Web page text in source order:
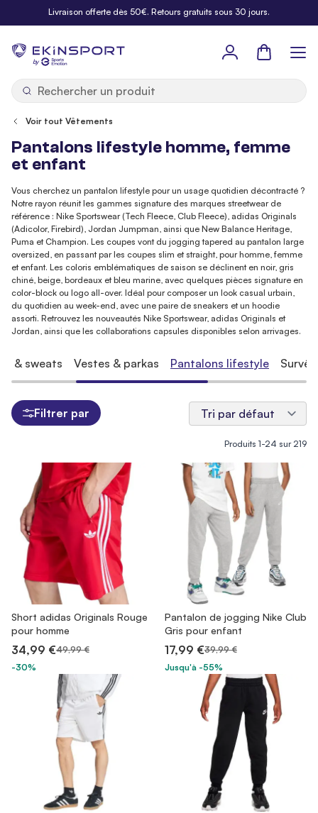
Allez au contenuLivraison offerte dès 50€. Retours gratuits sous 30 jours.
by
Panier
Voir tout Vêtements
Pantalons lifestyle homme, femme
et enfant
Vous cherchez un pantalon lifestyle pour un usage quotidien décontracté ?
Notre rayon réunit les gammes signature des marques streetwear de
référence : Nike Sportswear (Tech Fleece, Club Fleece), adidas Originals
(Adicolor, Firebird), Jordan Jumpman, ainsi que New Balance Heritage,
Puma et Champion. Les coupes vont du jogging tapered au pantalon large
oversized, en passant par les coupes slim et straight, pour homme, femme
et enfant. Les coloris emblématiques de saison se déclinent en noir, gris
chiné, beige, bordeaux et bleu marine, avec quelques pièces signature en
color-block ou logo all-over. Idéal pour composer un look casual urbain,
du quotidien au week-end, avec une paire de sneakers et un hoodie
assorti. Retrouvez les nouveautés Nike Sportswear, adidas Originals et
Jordan, ainsi que les collaborations capsules disponibles selon arrivages.
Produits 1-24 sur219
Short adidas Originals Rouge
pour homme
34,99 €49,99 €
-30%
Pantalon de jogging Nike Club
Gris pour enfant
17,99 €39,99 €
Jusqu'à -55%
& sweats Vestes & parkas Pantalons lifestyle
Filtrer par